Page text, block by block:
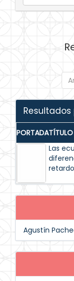
PORTADATÍTULO
Las
Agustín